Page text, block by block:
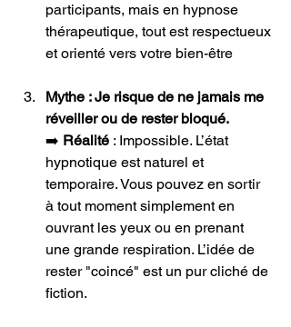
participants, mais en hypnose
thérapeutique, tout est respectueux
et orienté vers votre bien-être
Mythe : Je risque de ne jamais me
réveiller ou de rester bloqué.
➡️ Réalité : Impossible. L’état
hypnotique est naturel et
temporaire. Vous pouvez en sortir
à tout moment simplement en
ouvrant les yeux ou en prenant
une grande respiration. L’idée de
rester "coincé" est un pur cliché de
fiction.